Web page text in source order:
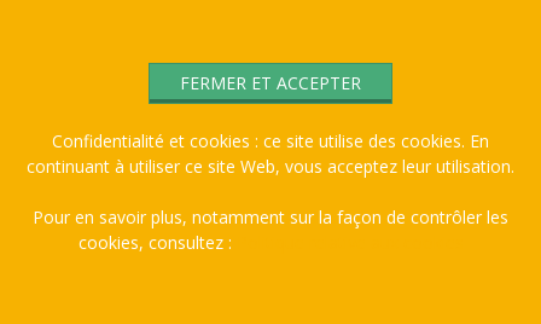
Confidentialité et cookies : ce site utilise des cookies. En
continuant à utiliser ce site Web, vous acceptez leur utilisation.
Pour en savoir plus, notamment sur la façon de contrôler les
cookies, consultez :